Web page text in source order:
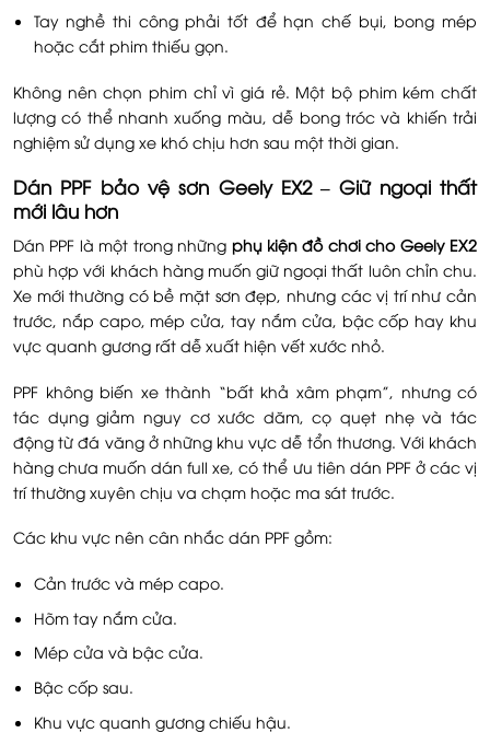
Tay nghề thi công phải tốt để hạn chế bụi, bong mép
hoặc cắt phim thiếu gọn.
Không nên chọn phim chỉ vì giá rẻ. Một bộ phim kém chất
lượng có thể nhanh xuống màu, dễ bong tróc và khiến trải
nghiệm sử dụng xe khó chịu hơn sau một thời gian.
Dán PPF bảo vệ sơn Geely EX2 – Giữ ngoại thất
mới lâu hơn
Dán PPF là một trong những phụ kiện đồ chơi cho Geely EX2
phù hợp với khách hàng muốn giữ ngoại thất luôn chỉn chu.
Xe mới thường có bề mặt sơn đẹp, nhưng các vị trí như cản
trước, nắp capo, mép cửa, tay nắm cửa, bậc cốp hay khu
vực quanh gương rất dễ xuất hiện vết xước nhỏ.
PPF không biến xe thành “bất khả xâm phạm”, nhưng có
tác dụng giảm nguy cơ xước dăm, cọ quẹt nhẹ và tác
động từ đá văng ở những khu vực dễ tổn thương. Với khách
hàng chưa muốn dán full xe, có thể ưu tiên dán PPF ở các vị
trí thường xuyên chịu va chạm hoặc ma sát trước.
Các khu vực nên cân nhắc dán PPF gồm:
Cản trước và mép capo.
Hõm tay nắm cửa.
Mép cửa và bậc cửa.
Bậc cốp sau.
Khu vực quanh gương chiếu hậu.